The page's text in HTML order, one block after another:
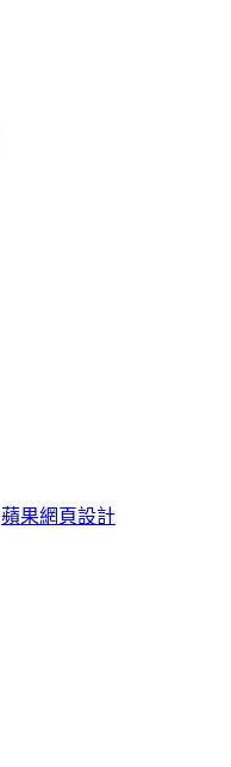
蘋果網頁設計